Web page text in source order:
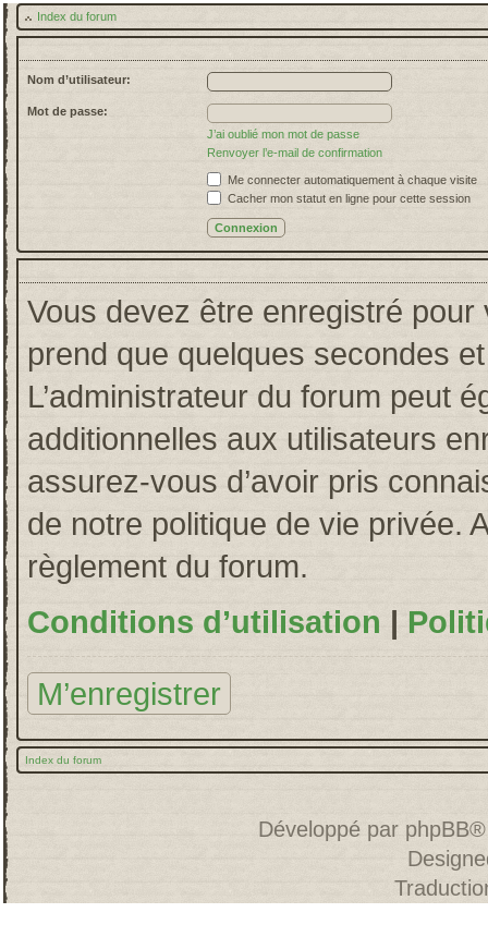
Index du forum
Nom d’utilisateur:
Mot de passe:
J’ai oublié mon mot de passe
Renvoyer l’e-mail de confirmation
Me connecter automatiquement à chaque visite
Cacher mon statut en ligne pour cette session
Vous devez être enregistré pour
prend que quelques secondes
L’administrateur du forum peut
additionnelles aux utilisateurs
assurez-vous d’avoir pris
de notre politique de vie privée.
règlement du forum.
Conditions d’utilisation |
M’enregistrer
Index du forum
Développé par phpBB®